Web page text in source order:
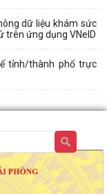
dữ liệu khám sức
trên ứng dụng VNeID
tỉnh/thành phố trực